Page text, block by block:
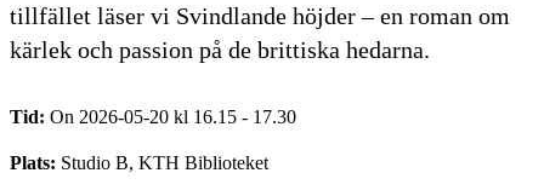
tillfället läser vi Svindlande höjder – en roman om
kärlek och passion på de brittiska hedarna.
Tid: On 2026-05-20 kl 16.15 - 17.30
Plats: Studio B, KTH Biblioteket